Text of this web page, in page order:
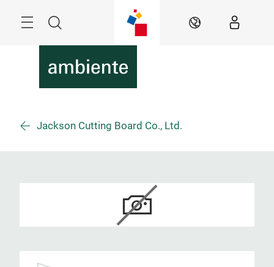
Suche DE
Jackson Cutting Board Co., Ltd.